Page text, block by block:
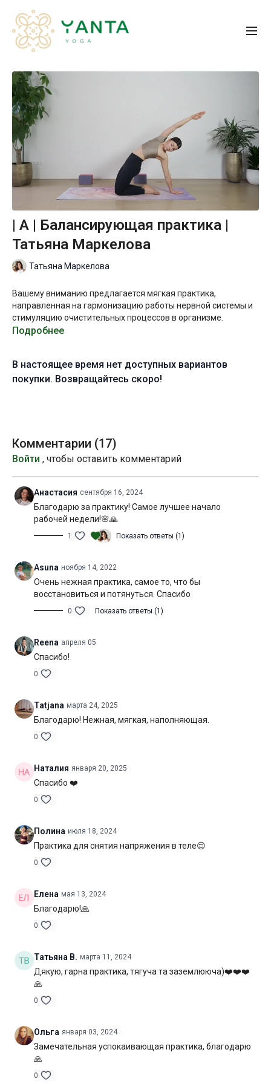
| A | Балансирующая практика |
Татьяна Маркелова
Татьяна Маркелова
Вашему вниманию предлагается мягкая практика,
направленная на гармонизацию работы нервной системы и
стимуляцию очистительных процессов в организме.
На протяжении всей практики рекомендуется выполнять
В конце практики мы выполним пранаяму нади шодхана,
балансирующую работу двух полушарий мозга. После этого
упражнения вы можете остаться в положении сидя и
продолжить наблюдать за дыханием, наслаждаясь
внутренней тишиной и покоем, либо лечь на спину и
расслабиться в шавасане.
Желаю вам приятной практики!
Уровень подготовки:
Цель:проработка всего тела в движении
стато-динамическая практика общей
Нагрузка:умеренная
Оборудование:
Подробнее
В настоящее время нет доступных вариантов
покупки. Возвращайтесь скоро!
Комментарии (17)
Войти , чтобы оставить комментарий
Анастасия сентября 16, 2024
Благодарю за практику! Самое лучшее начало
рабочей недели!🌸🙏
1 Показать ответы (1)
Asuna ноября 14, 2022
Очень нежная практика, самое то, что бы
восстановиться и потянуться. Спасибо
0 Показать ответы (1)
Reena апреля 05
Спасибо!
0
Tatjana марта 24, 2025
Благодарю! Нежная, мягкая, наполняющая.
0
Наталия января 20, 2025
Спасибо ❤️
0
Полина июля 18, 2024
Практика для снятия напряжения в теле😌
0
Елена мая 13, 2024
Благодарю!🙏
0
Татьяна В. марта 11, 2024
Дякую, гарна практика, тягуча та заземлююча)❤️❤️❤️
🙏
0
Ольга января 03, 2024
Замечательная успокаивающая практика, благодарю
🙏
0